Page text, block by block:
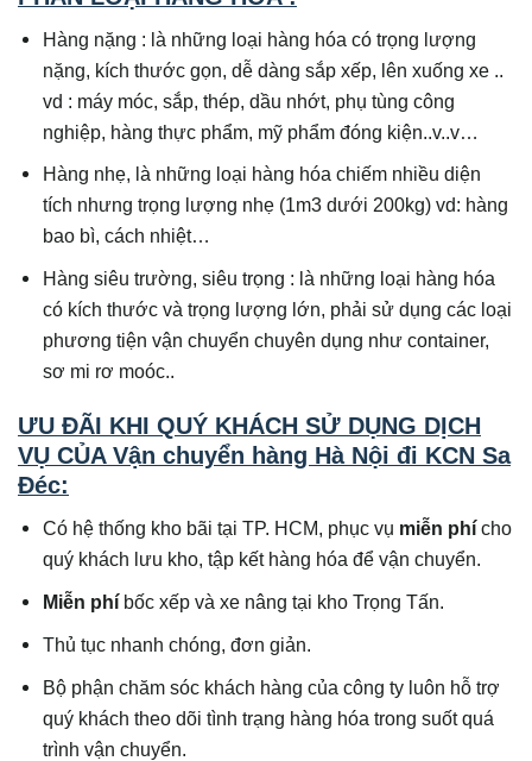
Hàng nặng : là những loại hàng hóa có trọng lượng
nặng, kích thước gọn, dễ dàng sắp xếp, lên xuống xe ..
vd : máy móc, sắp, thép, dầu nhớt, phụ tùng công
nghiệp, hàng thực phẩm, mỹ phẩm đóng kiện..v..v…
Hàng nhẹ, là những loại hàng hóa chiếm nhiều diện
tích nhưng trọng lượng nhẹ (1m3 dưới 200kg) vd: hàng
bao bì, cách nhiệt…
Hàng siêu trường, siêu trọng : là những loại hàng hóa
có kích thước và trọng lượng lớn, phải sử dụng các loại
phương tiện vận chuyển chuyên dụng như container,
sơ mi rơ moóc..
ƯU ĐÃI KHI QUÝ KHÁCH SỬ DỤNG DỊCH
VỤ CỦA Vận chuyển hàng Hà Nội đi KCN Sa
Đéc:
Có hệ thống kho bãi tại TP. HCM, phục vụ miễn phícho
quý khách lưu kho, tập kết hàng hóa để vận chuyển.
Miễn phí bốc xếp và xe nâng tại kho Trọng Tấn.
Thủ tục nhanh chóng, đơn giản.
Bộ phận chăm sóc khách hàng của công ty luôn hỗ trợ
quý khách theo dõi tình trạng hàng hóa trong suốt quá
trình vận chuyển.